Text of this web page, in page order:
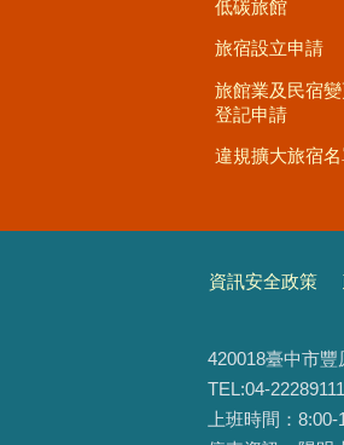
低碳旅館
旅宿設立申請
旅館業及民宿變
登記申請
違規擴大旅宿
資訊安全政策
420018臺中市
TEL:04-
上班時間：